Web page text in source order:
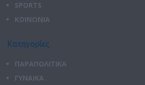
SPORTS
ΚΟΙΝΩΝΙΑ
Κατηγορίες
ΠΑΡΑΠΟΛΙΤΙΚΑ
ΓΥΝΑΙΚΑ